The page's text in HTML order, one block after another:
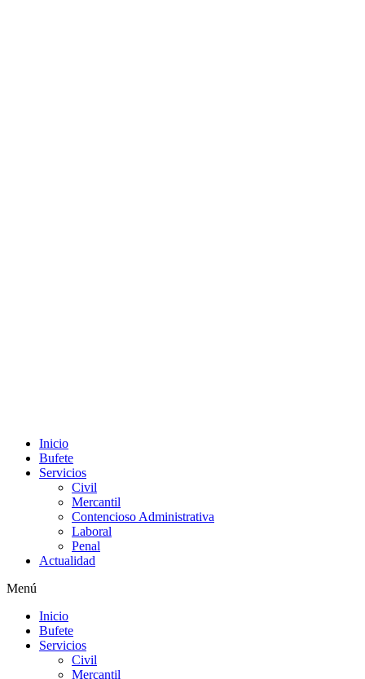
Inicio
Bufete
Servicios
Civil
Mercantil
Contencioso Administrativa
Laboral
Penal
Actualidad
Menú
Inicio
Bufete
Servicios
Civil
Mercantil